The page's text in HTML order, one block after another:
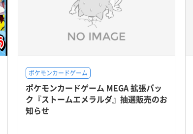
ポケモンカードゲーム
ポケモンカードゲーム MEGA 拡張パッ
ク『ストームエメラルダ』抽選販売のお
知らせ